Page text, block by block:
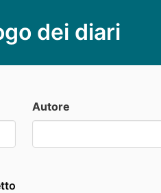
dei diari
Autore